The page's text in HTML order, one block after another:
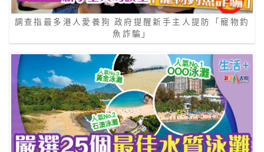
調查指最多港人愛養狗 政府提醒新手主人提防「寵物釣
魚詐騙」